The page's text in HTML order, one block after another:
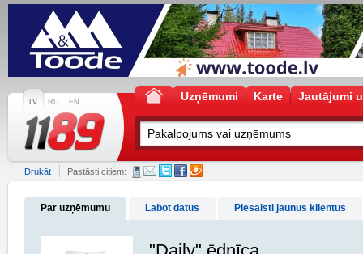
LV RU EN Uzņēmumi Karte Jautājumi
Drukāt Pastāsti citiem:
Par uzņēmumu Labot datus Piesaisti jaunus klientus